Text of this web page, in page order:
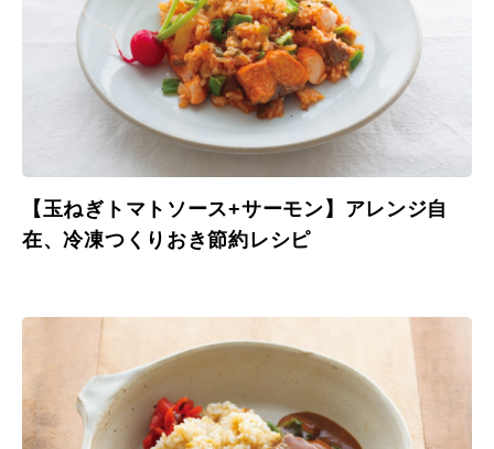
【玉ねぎトマトソース+サーモン】アレンジ自
在、冷凍つくりおき節約レシピ